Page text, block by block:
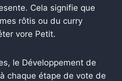
Cela signifie que
rôtis ou du curry
vore Petit.
le Développement de
chaque étape de vote de